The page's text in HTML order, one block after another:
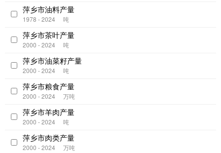
萍乡市油料产量
1978 - 2024 吨
萍乡市茶叶产量
2000 - 2024 吨
萍乡市油菜籽产量
2000 - 2024 吨
萍乡市粮食产量
2000 - 2024 万吨
萍乡市羊肉产量
2000 - 2024 吨
萍乡市肉类产量
2000 - 2024 万吨